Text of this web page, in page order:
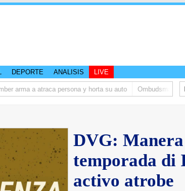
DEPORTE ANALISIS LIVE
a atraca persona y horta su auto Ombudsman ta
DVG:
temporada di
activo atrobe